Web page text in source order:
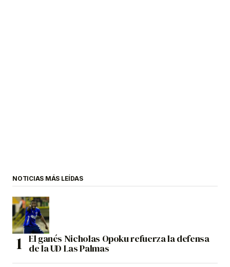
NOTICIAS MÁS LEÍDAS
El ganés Nicholas Opoku refuerza la defensa
de la UD Las Palmas